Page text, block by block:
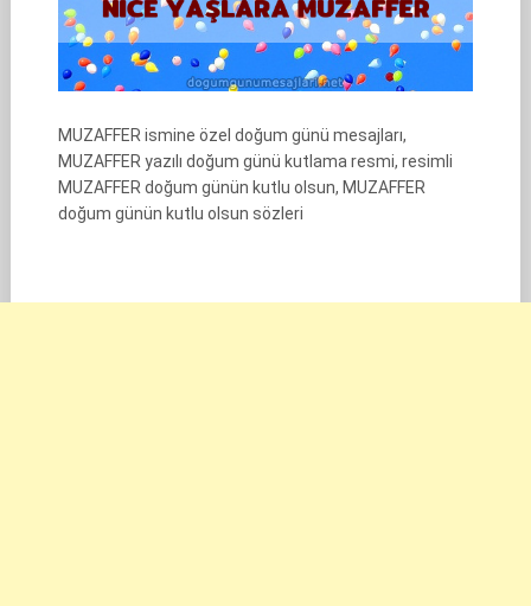
MUZAFFER ismine özel doğum günü mesajları,
MUZAFFER yazılı doğum günü kutlama resmi, resimli
MUZAFFER doğum günün kutlu olsun, MUZAFFER
doğum günün kutlu olsun sözleri